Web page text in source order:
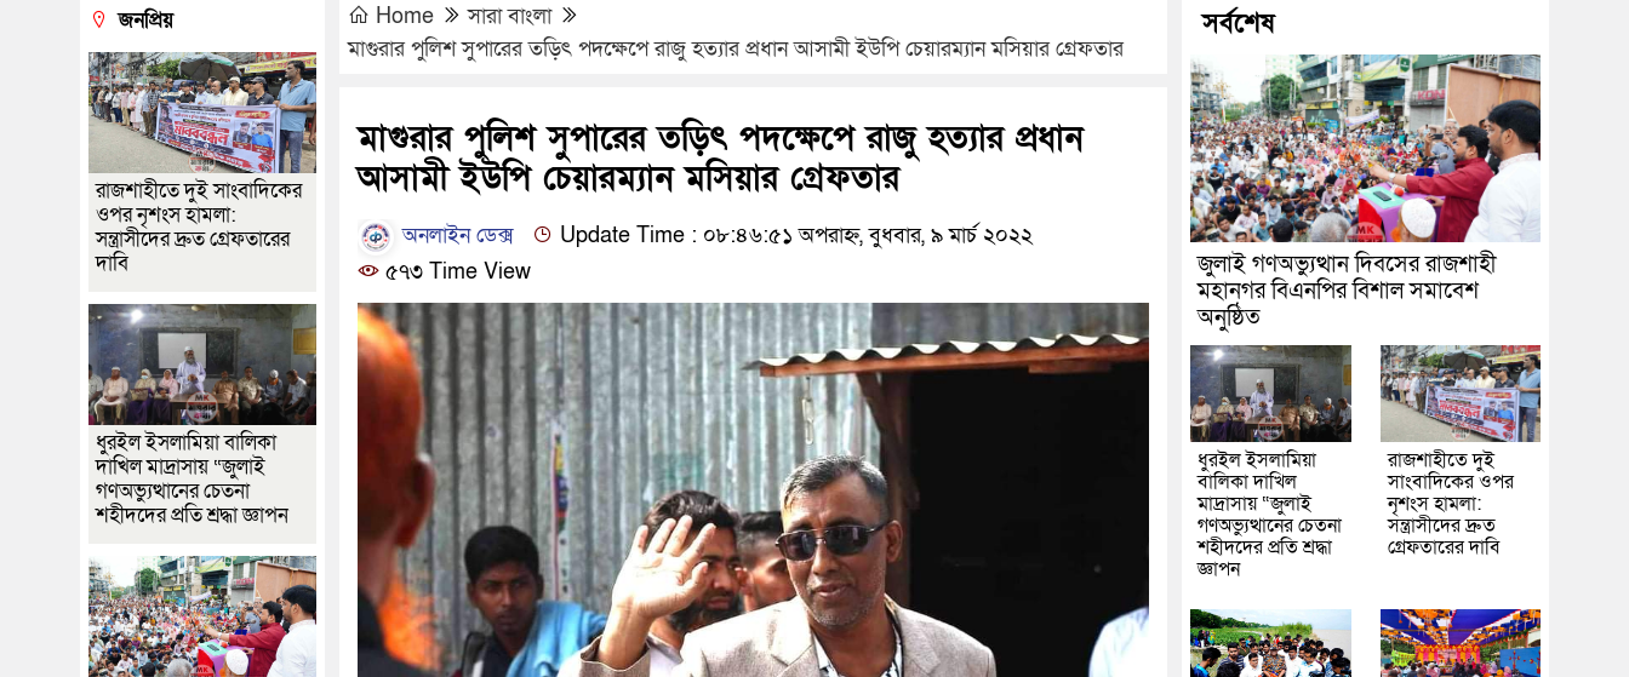
Home
সারা বাংলা
মাগুরার পুলিশ সুপারের তড়িৎ পদক্ষেপে রাজু হত্যার প্রধান আসামী ইউপি চেয়ারম্যান মসিয়ার গ্রেফতার
মাগুরার পুলিশ সুপারের তড়িৎ পদক্ষেপে রাজু হত্যার প্রধান
আসামী ইউপি চেয়ারম্যান মসিয়ার গ্রেফতার
অনলাইন ডেক্স
Update Time : ০৮:৪৬:৫১ অপরাহ্ন, বুধবার, ৯ মার্চ ২০২২
৫৭৩ Time View
জনপ্রিয়
রাজশাহীতে দুই সাংবাদিকের
ওপর নৃশংস হামলা:
সন্ত্রাসীদের দ্রুত গ্রেফতারের
দাবি
ধুরইল ইসলামিয়া বালিকা
দাখিল মাদ্রাসায় “জুলাই
গণঅভ্যুত্থানের চেতনা
শহীদদের প্রতি শ্রদ্ধা জ্ঞাপন
সর্বশেষ
জুলাই গণঅভ্যুত্থান দিবসের রাজশাহী
মহানগর বিএনপির বিশাল সমাবেশ
অনুষ্ঠিত
ধুরইল ইসলামিয়া
বালিকা দাখিল
মাদ্রাসায় “জুলাই
গণঅভ্যুত্থানের চেতনা
শহীদদের প্রতি শ্রদ্ধা
জ্ঞাপন
রাজশাহীতে দুই
সাংবাদিকের ওপর
নৃশংস হামলা:
সন্ত্রাসীদের দ্রুত
গ্রেফতারের দাবি